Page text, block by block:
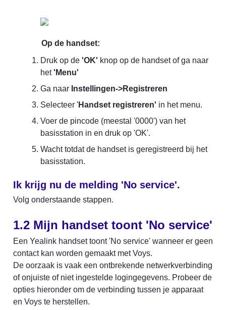
Op de handset:
Druk op de 'OK' knop op de handset of ga naar
het 'Menu'
Ga naar Instellingen->Registreren
Selecteer 'Handset registreren' in het menu.
Voer de pincode (meestal '0000') van het
basisstation in en druk op 'OK'.
Wacht totdat de handset is geregistreerd bij het
basisstation.
Ik krijg nu de melding 'No service'.
Volg onderstaande stappen.
1.2 Mijn handset toont 'No service'
Een Yealink handset toont 'No service' wanneer er geen
contact kan worden gemaakt met Voys.
De oorzaak is vaak een ontbrekende netwerkverbinding
of onjuiste of niet ingestelde logingegevens. Probeer de
opties hieronder om de verbinding tussen je apparaat
en Voys te herstellen.